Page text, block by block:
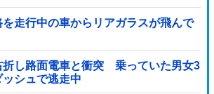
を走行中の車からリアガラスが飛んで
折し路面電車と衝突 乗っていた男女3
シュで逃走中